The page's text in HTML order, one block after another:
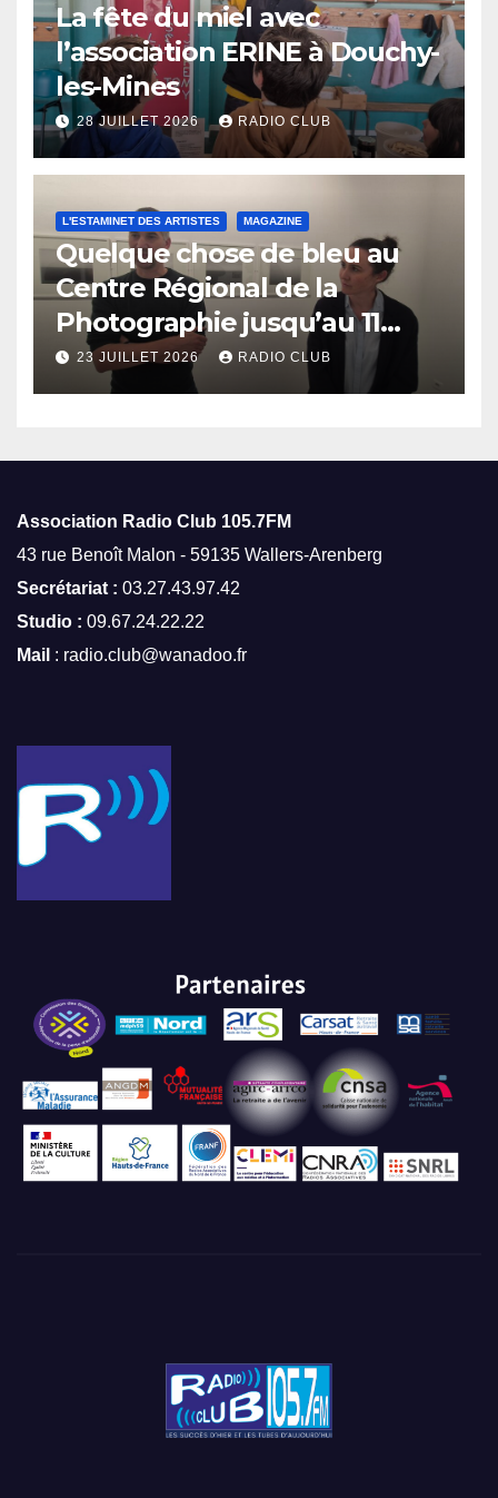
La fête du miel avec
l’association ERINE à Douchy-
les-Mines
28 JUILLET 2026 RADIO CLUB
L'ESTAMINET DES ARTISTES MAGAZINE
Quelque chose de bleu au
Centre Régional de la
Photographie jusqu’au 11
octobre
23 JUILLET 2026 RADIO CLUB
Association Radio Club 105.7FM
43 rue Benoît Malon - 59135 Wallers-Arenberg
Secrétariat : 03.27.43.97.42
Studio : 09.67.24.22.22
Mail : radio.club@wanadoo.fr